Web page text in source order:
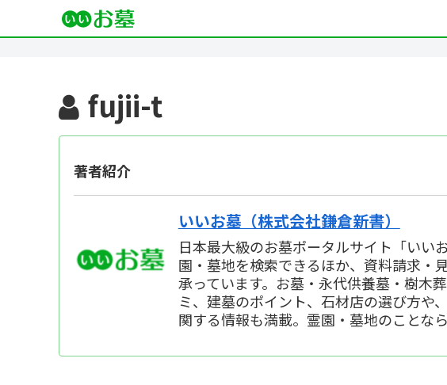
fujii-t
著者紹介
いいお墓（株式会社鎌倉新書）
日本最大級のお墓ポータルサイト「いい
園・墓地を検索できるほか、資料請求・
承っています。お墓・永代供養墓・樹木
ミ、建墓のポイント、石材店の選び方や
関する情報も満載。霊園・墓地のことな